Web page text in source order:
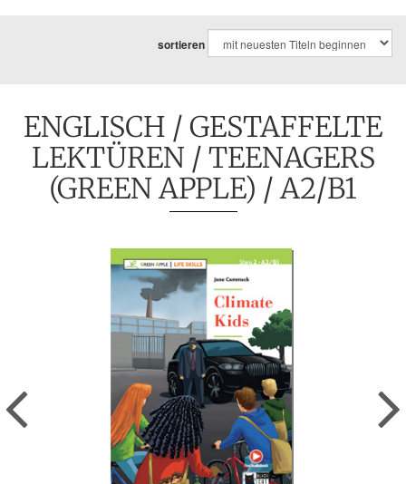
sortieren
ENGLISCH / GESTAFFELTE
LEKTÜREN/ TEENAGERS
(GREEN APPLE) / A2/B1
Previous